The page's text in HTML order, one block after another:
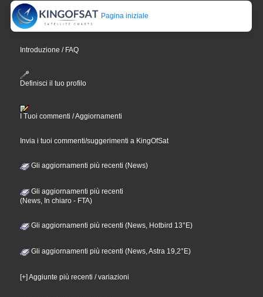
Pagina iniziale
Introduzione / FAQ
Definisci il tuo profilo
I Tuoi commenti / Aggiornamenti
Invia i tuoi commenti/suggerimenti a KingOfSat
Gli aggiornamenti più recenti (News)
Gli aggiornamenti più recenti
(News, In chiaro - FTA)
Gli aggiornamenti più recenti (News, Hotbird 13°E)
Gli aggiornamenti più recenti (News, Astra 19,2°E)
[+] Aggiunte più recenti / variazioni